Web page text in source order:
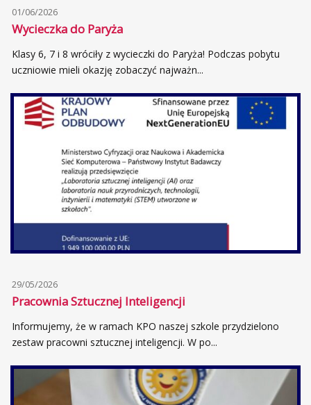
01/06/2026
Wycieczka do Paryża
Klasy 6, 7 i 8 wróciły z wycieczki do Paryża! Podczas pobytu
uczniowie mieli okazję zobaczyć najważn...
29/05/2026
Pracownia Sztucznej Inteligencji
Informujemy, że w ramach KPO naszej szkole przydzielono
zestaw pracowni sztucznej inteligencji. W po...